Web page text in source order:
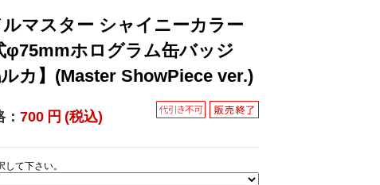
マスター シャイニーカラー
φ75mmホログラム缶バッジ
ルカ】(Master ShowPiece ver.)
700 円 (税込)
して下さい。